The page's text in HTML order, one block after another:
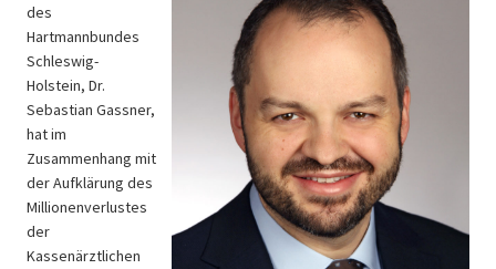
des
Hartmannbundes
Schleswig-
Holstein, Dr.
Sebastian Gassner,
hat im
Zusammenhang mit
der Aufklärung des
Millionenverlustes
der
Kassenärztlichen